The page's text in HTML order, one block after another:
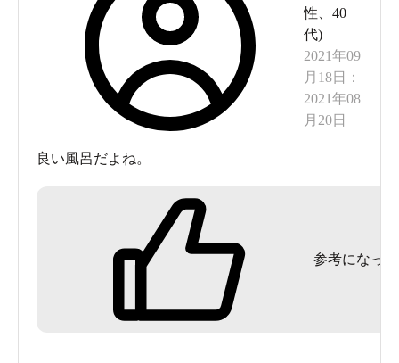
性
40
代)
2021年09
月18日
：
2021年08
月20日
良い風呂だよね。
参考になった